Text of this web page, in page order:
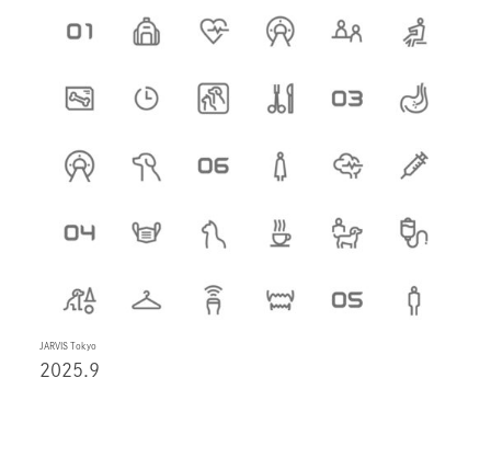
JARVIS Tokyo
2025.9